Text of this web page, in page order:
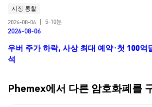
시장 통찰
2026-08-06
5-10분
2026-08-06
우버 주가 하락, 사상 최대 예약·첫 100억
석
Phemex에서 다른 암호화폐를